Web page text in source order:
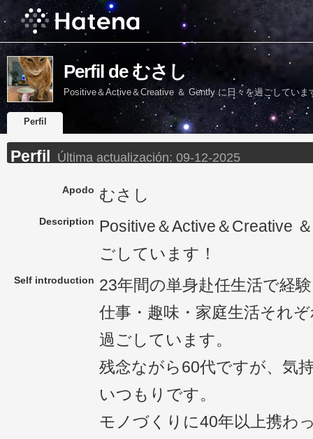
Perfil de むさし
Positive＆Active＆Creative ＆ Gently に日々を過ごしていま
Perfil
Perfil Última actualización: 09-12-2025
Apodo むさし
Description
Positive＆Active＆Creative
ごしています！
Self introduction 23年間の単身赴任生活で経
仕事・趣味・家庭生活それ
過ごしています。
残念ながら60代ですが、気
いつもりです。
モノづくりに40年以上携わ